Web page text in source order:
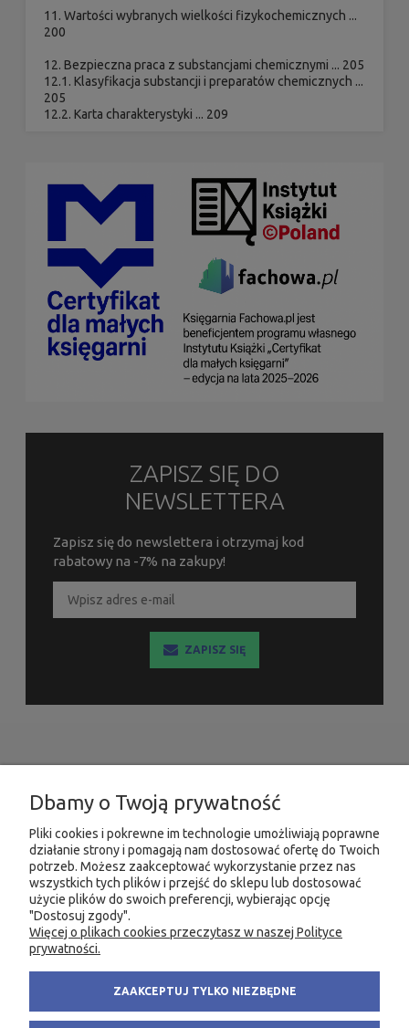
11. Wartości wybranych wielkości fizykochemicznych ...
200
12. Bezpieczna praca z substancjami chemicznymi ... 205
12.1. Klasyfikacja substancji i preparatów chemicznych ...
205
12.2. Karta charakterystyki ... 209
ZAPISZ SIĘ DO
NEWSLETTERA
Zapisz się do newslettera i otrzymaj kod
rabatowy na -7% na zakupy!
ZAPISZ SIĘ
INFORMACJE
MOJE KONTO
PRODUKTY
KONTAKT
info@fachowa.pl
KSIĘGARNIA FACHOWA.PL
80-299 Gdańsk
NIP: 584-182-39-49
Dbamy o Twoją prywatność
Pliki cookies i pokrewne im technologie umożliwiają poprawne
działanie strony i pomagają nam dostosować ofertę do Twoich
potrzeb. Możesz zaakceptować wykorzystanie przez nas
wszystkich tych plików i przejść do sklepu lub dostosować
użycie plików do swoich preferencji, wybierając opcję
"Dostosuj zgody".
Więcej o plikach cookies przeczytasz w naszej Polityce
prywatności.
ZAAKCEPTUJ TYLKO NIEZBĘDNE